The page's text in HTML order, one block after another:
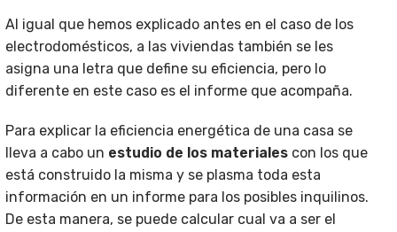
Al igual que hemos explicado antes en el caso de los
electrodomésticos, a las viviendas también se les
asigna una letra que define su eficiencia, pero lo
diferente en este caso es el informe que acompaña.
Para explicar la eficiencia energética de una casa se
lleva a cabo un estudio de los materiales con los que
está construido la misma y se plasma toda esta
información en un informe para los posibles inquilinos.
De esta manera, se puede calcular cual va a ser el